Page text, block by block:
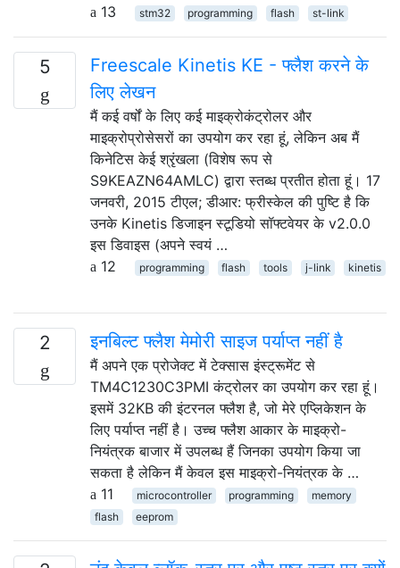
13
stm32 programming flash st-link
5
Freescale Kinetis KE - फ्लैश करने के
लिए लेखन
मैं कई वर्षों के लिए कई माइक्रोकंट्रोलर और
माइक्रोप्रोसेसरों का उपयोग कर रहा हूं, लेकिन अब मैं
किनेटिस केई श्रृंखला (विशेष रूप से
S9KEAZN64AMLC) द्वारा स्तब्ध प्रतीत होता हूं। 17
जनवरी, 2015 टीएल; डीआर: फ्रीस्केल की पुष्टि है कि
उनके Kinetis डिजाइन स्टूडियो सॉफ्टवेयर के v2.0.0
इस डिवाइस (अपने स्वयं …
12
programming flash tools j-link kinetis
2 इनबिल्ट फ्लैश मेमोरी साइज पर्याप्त नहीं है
मैं अपने एक प्रोजेक्ट में टेक्सास इंस्ट्रूमेंट से
TM4C1230C3PMI कंट्रोलर का उपयोग कर रहा हूं।
इसमें 32KB की इंटरनल फ्लैश है, जो मेरे एप्लिकेशन के
लिए पर्याप्त नहीं है। उच्च फ्लैश आकार के माइक्रो-
नियंत्रक बाजार में उपलब्ध हैं जिनका उपयोग किया जा
सकता है लेकिन मैं केवल इस माइक्रो-नियंत्रक के …
11
microcontroller programming
memory
flash
eeprom